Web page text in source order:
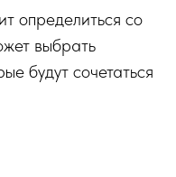
определиться со
выбрать
будут сочетаться